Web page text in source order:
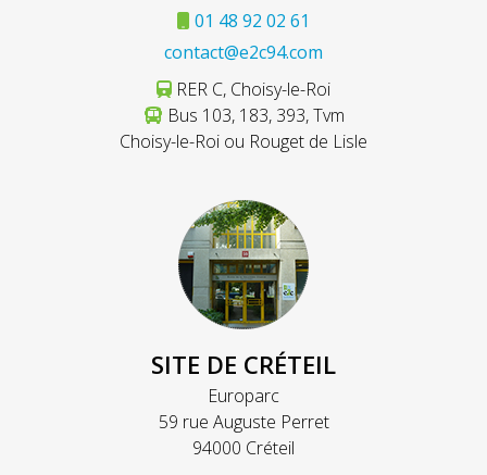
01 48 92 02 61
contact@e2c94.com
RER C, Choisy-le-Roi
Bus 103, 183, 393, Tvm
Choisy-le-Roi ou Rouget de Lisle
SITE DE CRÉTEIL
Europarc
59 rue Auguste Perret
94000 Créteil